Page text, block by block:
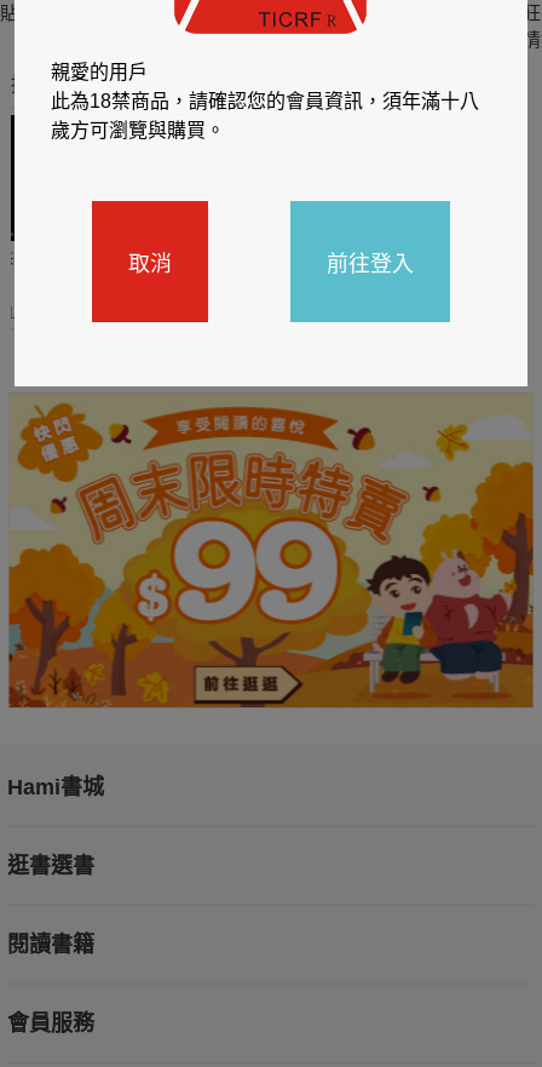
貼身剪裁II：如癮
貼心情婦～魅惑之
六
情竊竹心～魅惑之
四
推薦你買好東西
閱讀有禮，TCL平板送觸
TCL數位筆記本送月讀包1
親愛的用戶
此為18禁商品，請確認您的會員資訊，須年滿十八
歲方可瀏覽與購買。
取消 前往登入
Hami書城
逛書選書
閱讀書籍
會員服務